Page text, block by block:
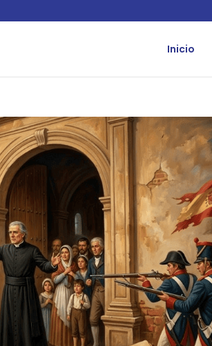
Inicio